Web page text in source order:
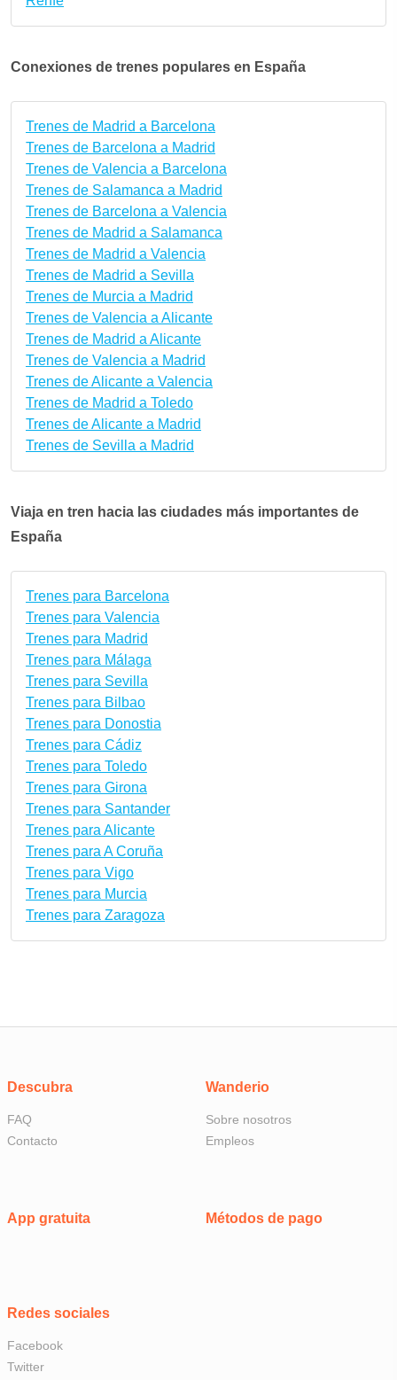
Conexiones de trenes populares en España
Trenes de Madrid a Barcelona
Trenes de Barcelona a Madrid
Trenes de Valencia a Barcelona
Trenes de Salamanca a Madrid
Trenes de Barcelona a Valencia
Trenes de Madrid a Salamanca
Trenes de Madrid a Valencia
Trenes de Madrid a Sevilla
Trenes de Murcia a Madrid
Trenes de Valencia a Alicante
Trenes de Madrid a Alicante
Trenes de Valencia a Madrid
Trenes de Alicante a Valencia
Trenes de Madrid a Toledo
Trenes de Alicante a Madrid
Trenes de Sevilla a Madrid
Viaja en tren hacia las ciudades más importantes de
España
Trenes para Barcelona
Trenes para Valencia
Trenes para Madrid
Trenes para Málaga
Trenes para Sevilla
Trenes para Bilbao
Trenes para Donostia
Trenes para Cádiz
Trenes para Toledo
Trenes para Girona
Trenes para Santander
Trenes para Alicante
Trenes para A Coruña
Trenes para Vigo
Trenes para Murcia
Trenes para Zaragoza
Descubra
FAQ
Contacto
Wanderio
Sobre nosotros
Empleos
App gratuita
Redes sociales
Facebook
Twitter
Métodos de pago